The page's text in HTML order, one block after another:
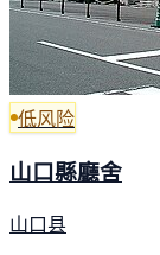
低风险
山口縣廳舍
山口县